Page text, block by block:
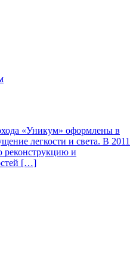
«Уникум» оформлены в
легкости и света. В 2011
реконструкцию и
[…]